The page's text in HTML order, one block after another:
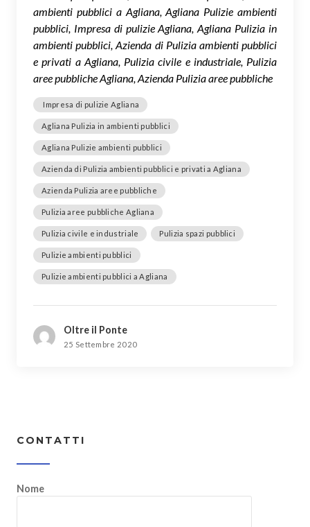
ambienti pubblici a Agliana, Agliana Pulizie ambienti
pubblici, Impresa di pulizie Agliana, Agliana Pulizia in
ambienti pubblici, Azienda di Pulizia ambienti pubblici
e privati a Agliana, Pulizia civile e industriale, Pulizia
aree pubbliche Agliana, Azienda Pulizia aree pubbliche
Impresa di pulizie Agliana
Agliana Pulizia in ambienti pubblici
Agliana Pulizie ambienti pubblici
Azienda di Pulizia ambienti pubblici e privati a Agliana
Azienda Pulizia aree pubbliche
Pulizia aree pubbliche Agliana
Pulizia civile e industriale Pulizia spazi pubblici
Pulizie ambienti pubblici
Pulizie ambienti pubblici a Agliana
Oltre il Ponte
25 Settembre 2020
CONTATTI
Nome